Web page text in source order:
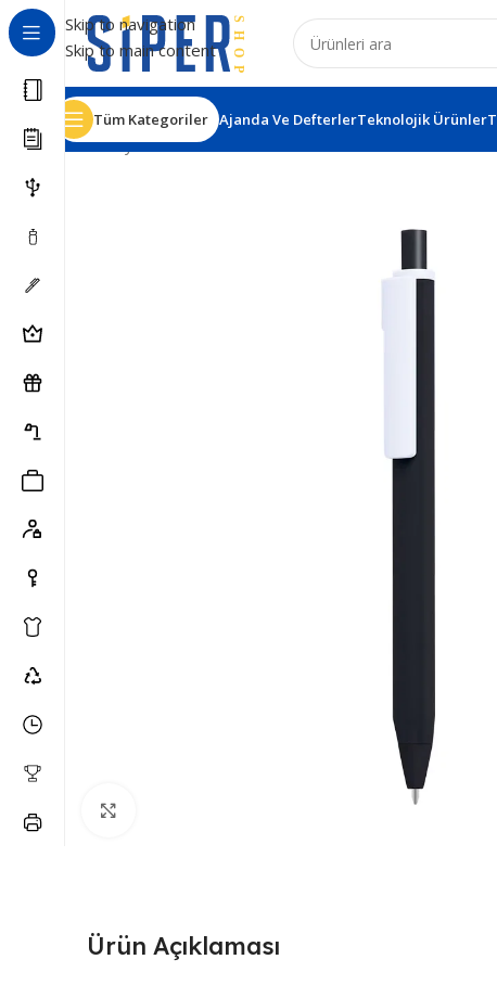
Skip to navigation
Skip to main content
Tüm Kategoriler Ajanda Ve DefterlerTeknolojik Ürünler
Ana Sayfa Kalemler
Ürün Açıklaması